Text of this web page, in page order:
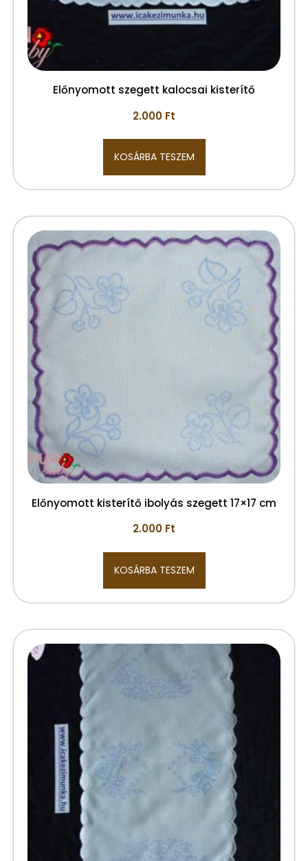
Előnyomott szegett kalocsai kisterítő
2.000 Ft
KOSÁRBA TESZEM
Előnyomott kisterítő ibolyás szegett 17×17 cm
2.000 Ft
KOSÁRBA TESZEM